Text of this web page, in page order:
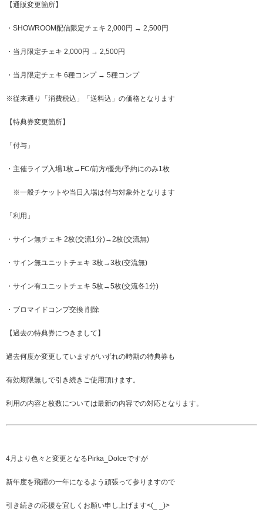
【通販変更箇所】
・SHOWROOM配信限定チェキ 2,000円 → 2,500円
・当月限定チェキ 2,000円 → 2,500円
・当月限定チェキ 6種コンプ → 5種コンプ
※従来通り「消費税込」「送料込」の価格となります
【特典券変更箇所】
「 付与」
・主催ライブ入場1枚→FC/前方/優先/予約にのみ1枚
※一般チケットや当日入場は付与対象外となります
「利用」
・サイン無チェキ 2枚(交流1分)→2枚(交流無)
・サイン無ユニットチェキ 3枚→3枚(交流無)
・サイン有ユニットチェキ 5枚→5枚(交流各1分)
・ブロマイドコンプ交換 削除
【過去の特典券につきまして】
過去何度か変更していますがいずれの時期の特典券も
有効期限無しで引き続きご使用頂けます。
利用の内容と枚数については最新の内容での対応となります。
4月より色々と変更となるPirka_Dolceですが
新年度を飛躍の一年になるよう頑張って参りますので
引き続きの応援を宜しくお願い申し上げます<(_ _)>